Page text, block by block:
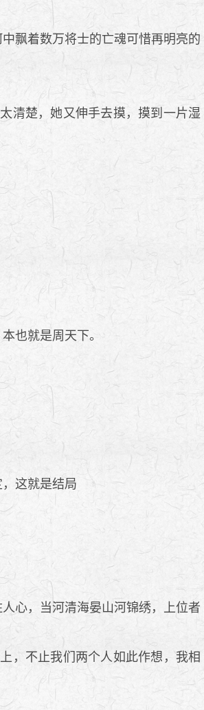
飘着数万将士的亡魂可惜再明亮的
清楚，她又伸手去摸，摸到一片湿
也就是周天下。
这就是结局
心，当河清海晏山河锦绣，上位者
，不止我们两个人如此作想，我相